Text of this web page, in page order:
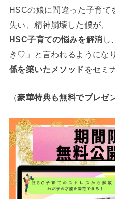
HSCの娘に間違った子育て
失い、精神崩壊した僕が、
HSC子育ての悩みを解消 し
き♡」と言われるようになり
係を築いたメソッド をセミ
（豪華特典も無料でプレゼ